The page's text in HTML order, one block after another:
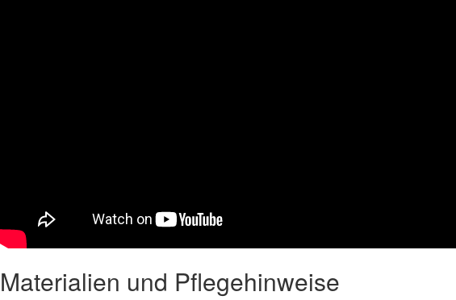
Materialien und Pflegehinweise